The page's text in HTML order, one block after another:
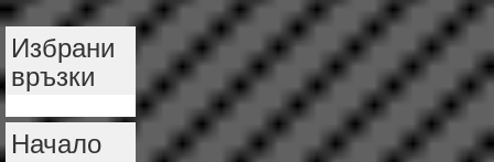
Избрани
връзки
Начало